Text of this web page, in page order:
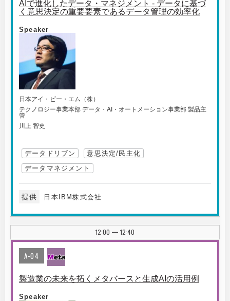
AIで進化したデータ・マネジメント - データに基づ
く意思決定の重要要素であるデータ管理の効率化
Speaker
日本アイ・ビー・エム（株）
テクノロジー事業本部 データ・AI・オートメーション事業部 製品主
管
川上 智史
データドリブン
意思決定/民主化
データマネジメント
提供 日本IBM株式会社
12:00 | 12:40
A-04
製造業の未来を拓くメタバースと生成AIの活用例
Speaker